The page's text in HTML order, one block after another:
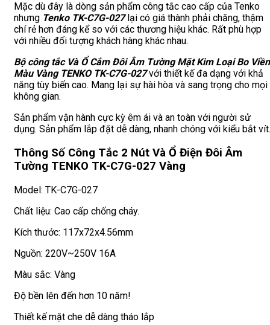
Mặc dù đây là dòng sản phẩm công tắc cao cấp của Tenko
nhưng Tenko TK-C7G-027lại có giá thành phải chăng, thậm
chí rẻ hơn đáng kể so với các thương hiệu khác. Rất phù hợp
với nhiều đối tượng khách hàng khác nhau.
Bộ công tắc Và Ổ Cắm Đôi Âm Tường Mặt Kim Loại Bo Viền
Màu Vàng TENKO TK-C7G-027với thiết kế đa dạng với khả
năng tùy biến cao. Mang lại sự hài hòa và sang trọng cho mọi
không gian.
Sản phẩm vận hành cực kỳ êm ái và an toàn với người sử
dụng. Sản phẩm lắp đặt dễ dàng, nhanh chóng với kiểu bắt vít.
Thông Số Công Tắc 2 Nút Và Ổ Điện Đôi Âm
Tường TENKO TK-C7G-027 Vàng
Model: TK-C7G-027
Chất liệu: Cao cấp chống cháy.
Kích thước: 117x72x4.56mm
Nguồn: 220V~250V 16A
Màu sắc: Vàng
Độ bền lên đến hơn 10 năm!
Thiết kế mặt che dễ dàng tháo lắp